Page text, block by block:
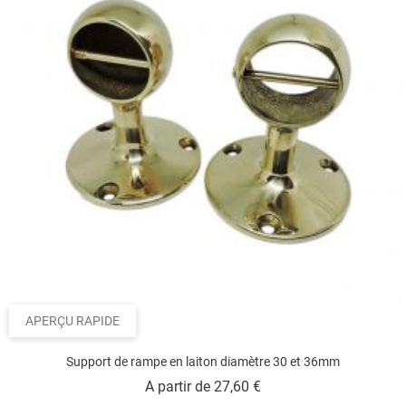
APERÇU RAPIDE
Support de rampe en laiton diamètre 30 et 36mm
A partir de 27,60 €Prix